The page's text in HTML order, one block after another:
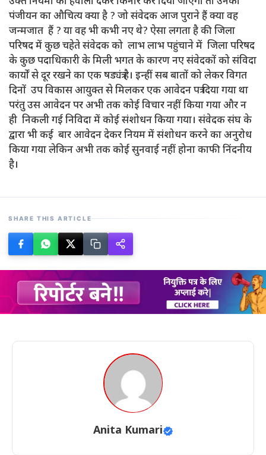
पंजीयन का औचित्य क्या है ? जो संवेदक आज पुराने हैं क्या वह
जन्मजात हैं ? या वह भी कभी नए थे? ऐसा लगता है की जिला
परिषद में कुछ चहेते संवेदक को लाभ लाभ पहुंचाने में जिला परिषद
के कुछ पदाधिकारी के मिली भगत के कारण नए संवेदकों को संविदा
कार्यों से दूर रखने का एक षड्यंत्र है। इन्हीं सब बातों को लेकर विगत
दिनों उप विकास आयुक्त से मिलकर एक आवेदन पत्र दिया गया था
परंतु उस आवेदन पर अभी तक कोई विचार नहीं किया गया और न
ही निकली गई निविदा में कोई संशोधन किया गया। संवेदक संघ के
द्वारा भी कई बार आवेदन देकर नियम में संशोधन करने का अनुरोध
किया गया लेकिन अभी तक कोई सुनवाई नहीं होना काफी निंदनीय
है।
SHARE THIS ARTICLE
Anita Kumari